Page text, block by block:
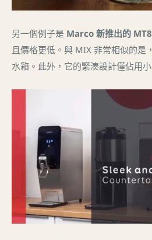
另一個例子是 Marco 新推出的
且價格更低。與 MIX 非常相似的是
水箱。此外，它的緊湊設計僅佔用